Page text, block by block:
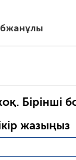
Бірінші
жазыңыз